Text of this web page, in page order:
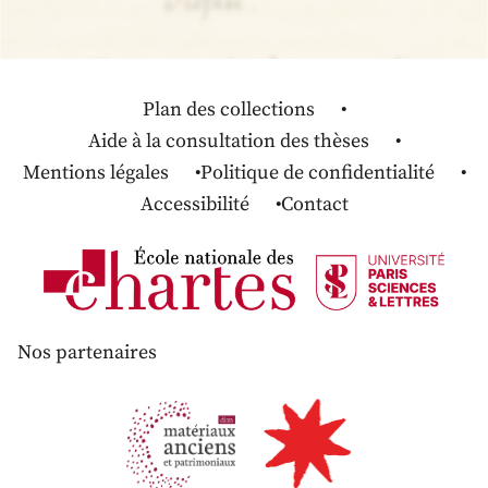
Plan des collections
Aide à la consultation des thèses
Mentions légales
Politique de confidentialité
Accessibilité
Contact
Nos partenaires